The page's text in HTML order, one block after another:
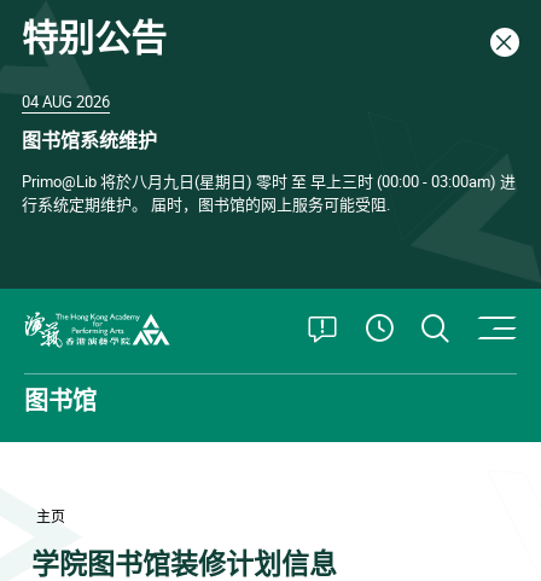
特别公告 关闭
04 AUG 2026
图书馆系统维护
Primo@Lib 将於八月九日(星期日) 零时 至 早上三时 (00:00 - 03:00am) 进
行系统定期维护。 届时，图书馆的网上服务可能受阻.
打开特别公告
查看開放時
打开
图书馆
主页
学院图书馆装修计划信息